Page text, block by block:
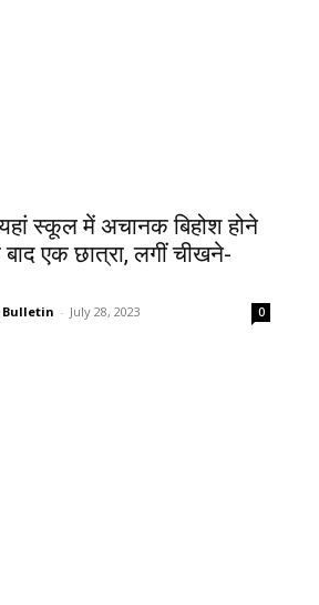
स्कूल में अचानक बिहोश होने
एक छात्रा, लगीं चीखने-
- July 28, 2023 0